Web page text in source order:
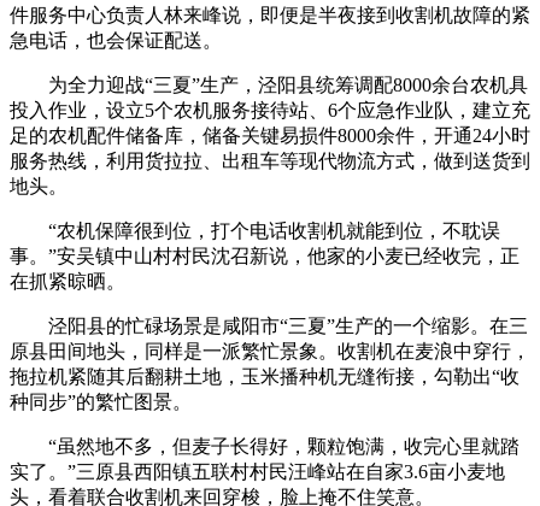
件服务中心负责人林来峰说，即便是半夜接到收割机故障的紧
急电话，也会保证配送。
为全力迎战“三夏”生产，泾阳县统筹调配8000余台农机具
投入作业，设立5个农机服务接待站、6个应急作业队，建立充
足的农机配件储备库，储备关键易损件8000余件，开通24小时
服务热线，利用货拉拉、出租车等现代物流方式，做到送货到
地头。
“农机保障很到位，打个电话收割机就能到位，不耽误
事。”安吴镇中山村村民沈召新说，他家的小麦已经收完，正
在抓紧晾晒。
泾阳县的忙碌场景是咸阳市“三夏”生产的一个缩影。在三
原县田间地头，同样是一派繁忙景象。收割机在麦浪中穿行，
拖拉机紧随其后翻耕土地，玉米播种机无缝衔接，勾勒出“收
种同步”的繁忙图景。
“虽然地不多，但麦子长得好，颗粒饱满，收完心里就踏
实了。”三原县西阳镇五联村村民汪峰站在自家3.6亩小麦地
头，看着联合收割机来回穿梭，脸上掩不住笑意。